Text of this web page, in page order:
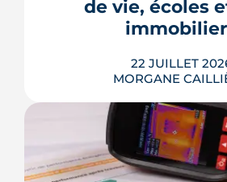
Voici les leviers concrets
LIRE
de vie, écoles
22 JUILLET
MORGANE